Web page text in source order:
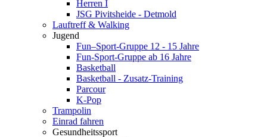
Herren I
JSG Pivitsheide - Detmold
Lauftreff & Walking
Jugend
Fun–Sport-Gruppe 12 - 15 Jahre
Fun-Sport-Gruppe ab 16 Jahre
Basketball
Basketball - Zusatz-Training
Parcour
K-Pop
Trampolin
Einrad fahren
Gesundheitssport